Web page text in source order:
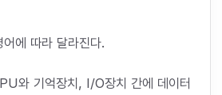
에 따라 달라진다.
와 기억장치, I/O장치 간에 데이터